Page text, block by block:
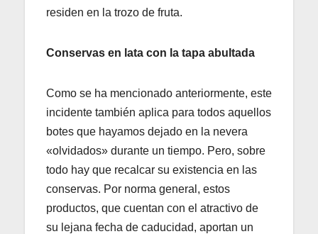
residen en la trozo de fruta.
Conservas en lata con la tapa abultada
Como se ha mencionado anteriormente, este
incidente también aplica para todos aquellos
botes que hayamos dejado en la nevera
«olvidados» durante un tiempo. Pero, sobre
todo hay que recalcar su existencia en las
conservas. Por norma general, estos
productos, que cuentan con el atractivo de
su lejana fecha de caducidad, aportan un